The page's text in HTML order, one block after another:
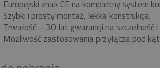
Europejski znak CE na kompletny system
Szybki i prosty montaż, lekka konstrukcja.
Trwałość – 30 lat gwarancji na szczelność
Możliwość zastosowania przyłącza pod